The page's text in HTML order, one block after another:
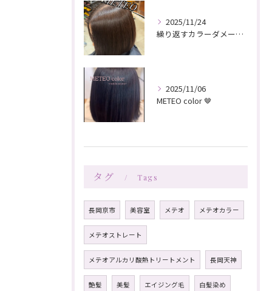
2025/11/24
繰り返すカラーダメージを減らしツヤツヤサラサラな髪へ
2025/11/06
METEO color 🤎
タグ Tags
長岡京市 美容室 メテオ メテオカラー
メテオストレート
メテオアルカリ酸熱トリートメント 長岡天神
艶髪 美髪 エイジング毛 白髪染め